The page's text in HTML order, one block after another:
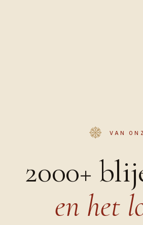
VAN
2000+
en het